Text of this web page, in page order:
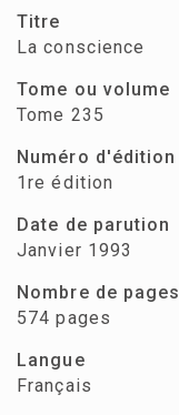
Titre
La conscience
Tome ou volume
Tome 235
Numéro d'édition
1re édition
Date de parution
Janvier 1993
Nombre de pages
574 pages
Langue
Français